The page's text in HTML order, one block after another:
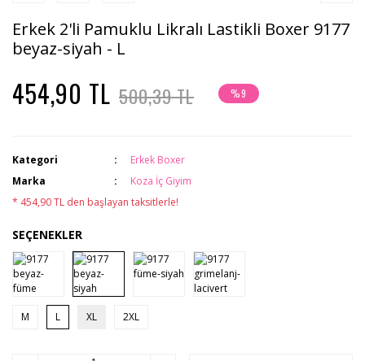
Erkek 2'li Pamuklu Likralı Lastikli Boxer 9177
beyaz-siyah - L
454,90 TL 500,39 TL %9
Kategori
Erkek Boxer
Marka
Koza İç Giyim
* 454,90 TL den başlayan taksitlerle!
SEÇENEKLER
M L XL 2XL